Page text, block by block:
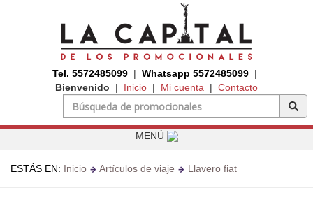
Tel. 5572485099 |Whatsapp 5572485099 |
Bienvenido | Inicio| Mi cuenta | Contacto
MENÚ
ESTÁS EN: Inicio Artículos de viaje Llavero fiat